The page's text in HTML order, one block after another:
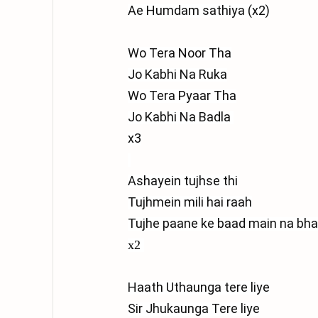
Ae Humdam sathiya (x2)
Wo Tera Noor Tha
Jo Kabhi Na Ruka
Wo Tera Pyaar Tha
Jo Kabhi Na Badla
x3
Ashayein tujhse thi
Tujhmein mili hai raah
Tujhe paane ke baad main na
x2
Haath Uthaunga tere liye
Sir Jhukaunga Tere liye